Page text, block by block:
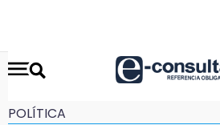
POLÍTICA